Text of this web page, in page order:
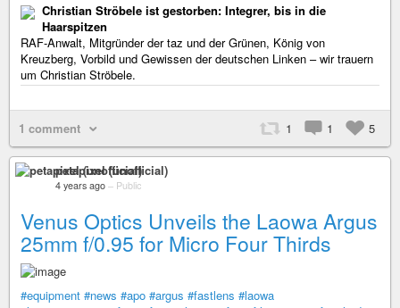
Christian Ströbele ist gestorben: Integrer, bis in die
Haarspitzen
RAF-Anwalt, Mitgründer der taz und der Grünen, König von
Kreuzberg, Vorbild und Gewissen der deutschen Linken – wir trauern
um Christian Ströbele.
1 comment 1 1 5
petapixel (unofficial)
4 years ago – Public
Venus Optics Unveils the Laowa Argus
25mm f/0.95 for Micro Four Thirds
#equipment #news #apo #argus #fastlens #laowa